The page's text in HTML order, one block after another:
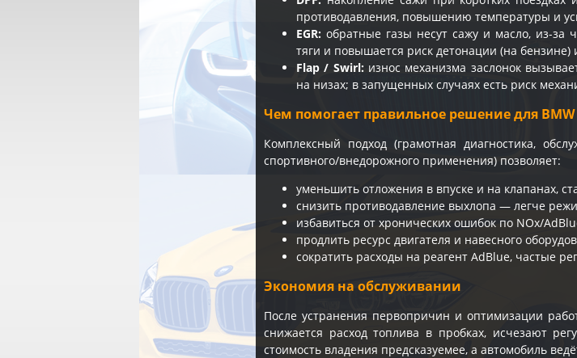
противодавления, повышению температуры и
EGR: обратные газы несут сажу и масло, из-за
тяги и повышается риск детонации (на бензине)
Flap / Swirl:износ механизма заслонок
на низах; в запущенных случаях есть риск
Чем помогает правильное решение для BMW
Комплексный подход (грамотная диагностика,
спортивного/внедорожного применения) позволяет:
уменьшить отложения в впуске и на клапанах,
снизить противодавление выхлопа — легче
избавиться от хронических ошибок по NOx/
продлить ресурс двигателя и навесного
сократить расходы на реагент AdBlue, частые
Экономия на обслуживании
После устранения первопричин и оптимизации
снижается расход топлива в пробках, исчезают
стоимость владения предсказуемее, а автомобиль